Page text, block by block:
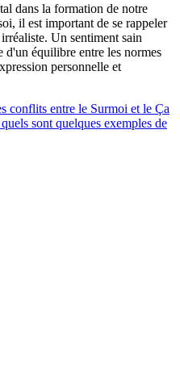
dans la formation de notre
il est important de se rappeler
Un sentiment sain
d'un équilibre entre les normes
personnelle et
conflits entre le Surmoi et le Ça
sont quelques exemples de